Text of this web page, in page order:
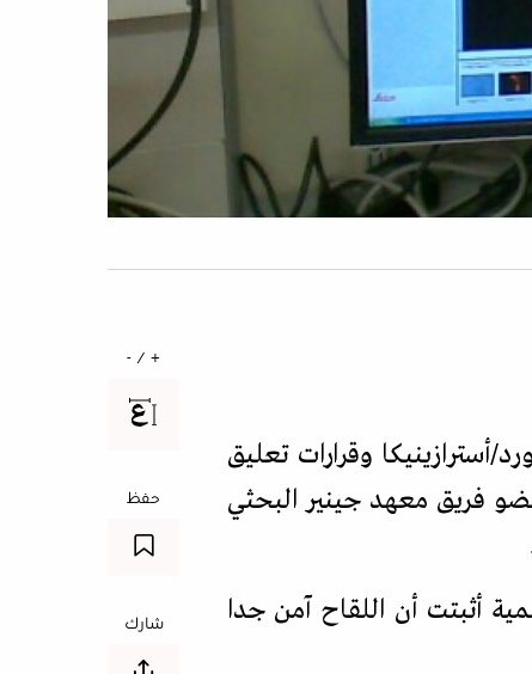
وقرارات تعليق
فريق معهد جينير البحثي
أثبتت أن اللقاح آمن جدا
+ / -
حفظ
شارك